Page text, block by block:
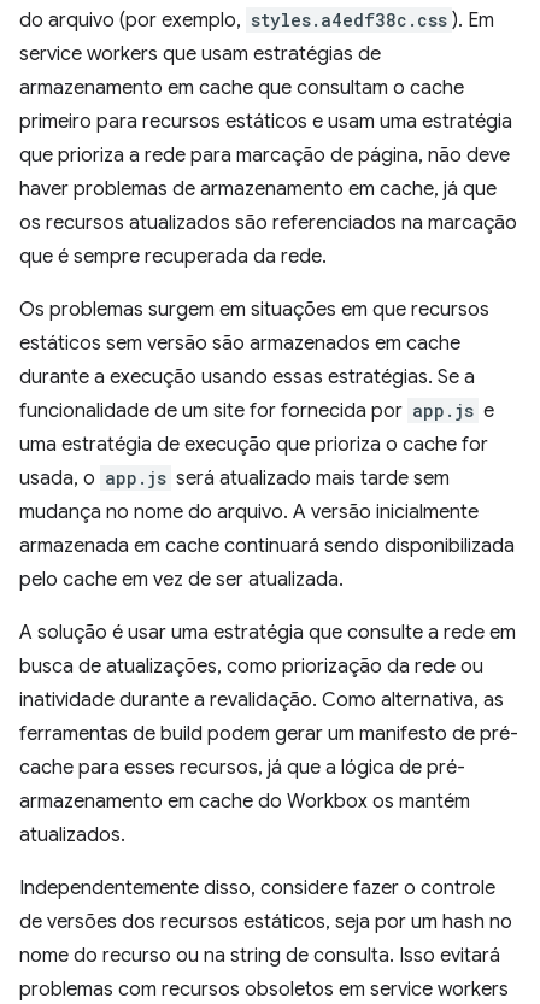
do arquivo (por exemplo, styles.a4edf38c.css ). Em
service workers que usam estratégias de
armazenamento em cache que consultam o cache
primeiro para recursos estáticos e usam uma estratégia
que prioriza a rede para marcação de página, não deve
haver problemas de armazenamento em cache, já que
os recursos atualizados são referenciados na marcação
que é sempre recuperada da rede.
Os problemas surgem em situações em que recursos
estáticos sem versão são armazenados em cache
durante a execução usando essas estratégias. Se a
funcionalidade de um site for fornecida por app.js e
uma estratégia de execução que prioriza o cache for
usada, o app.js será atualizado mais tarde sem
mudança no nome do arquivo. A versão inicialmente
armazenada em cache continuará sendo disponibilizada
pelo cache em vez de ser atualizada.
A solução é usar uma estratégia que consulte a rede em
busca de atualizações, como priorização da rede ou
inatividade durante a revalidação. Como alternativa, as
ferramentas de build podem gerar um manifesto de pré-
cache para esses recursos, já que a lógica de pré-
armazenamento em cache do Workbox os mantém
atualizados.
Independentemente disso, considere fazer o controle
de versões dos recursos estáticos, seja por um hash no
nome do recurso ou na string de consulta. Isso evitará
problemas com recursos obsoletos em service workers